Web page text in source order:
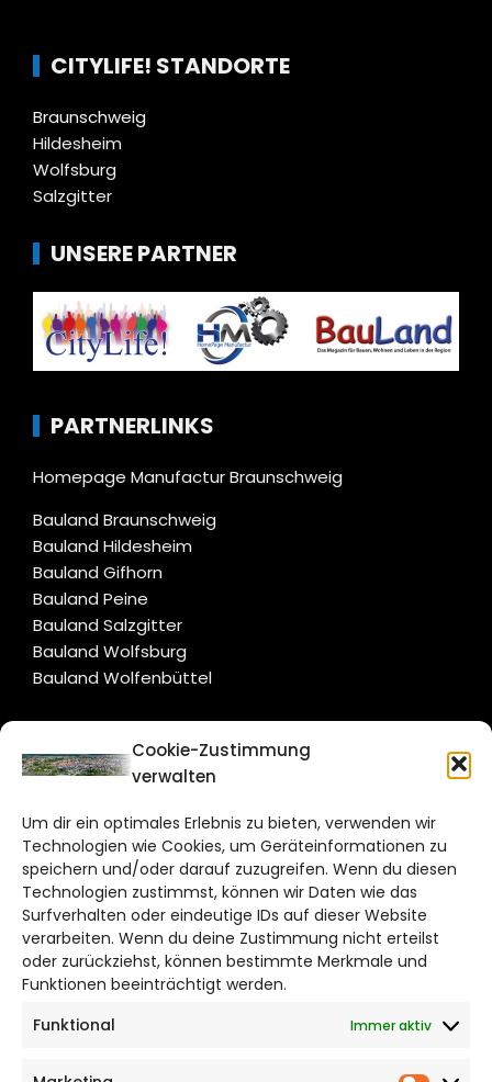
Cookie-Zustimmung
verwalten
Um dir ein optimales Erlebnis zu bieten, verwenden wir
Technologien wie Cookies, um Geräteinformationen zu
speichern und/oder darauf zuzugreifen. Wenn du diesen
Technologien zustimmst, können wir Daten wie das
Surfverhalten oder eindeutige IDs auf dieser Website
verarbeiten. Wenn du deine Zustimmung nicht erteilst
oder zurückziehst, können bestimmte Merkmale und
Funktionen beeinträchtigt werden.
Funktional
Immer aktiv
CITYLIFE! STANDORTE
Braunschweig
Hildesheim
Wolfsburg
Salzgitter
UNSERE PARTNER
PARTNERLINKS
Homepage Manufactur Braunschweig
Bauland Braunschweig
Bauland Hildesheim
Bauland Gifhorn
Bauland Peine
Bauland Salzgitter
Bauland Wolfsburg
Bauland Wolfenbüttel
CITYLIFE!
Bruchtorwall 12
38100 Braunschweig
Telefon: 0531 387220 – 65
DAS STADTMAGAZIN FÜR
BRAUNSCHWEIG
Impressum